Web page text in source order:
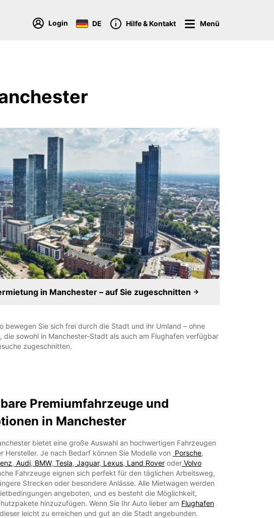
Login DE Hilfe & Kontakt Menü
in Manchester – auf Sie zugeschnitten
bewegen Sie sich frei durch die Stadt und ihr Umland – ohne
sowohl in Manchester-Stadt als auch am Flughafen verfügbar
zugeschnitten.
Premiumfahrzeuge und
in Manchester
bietet eine große Auswahl an hochwertigen Fahrzeugen
Hersteller. Je nach Bedarf können Sie Modelle von Porsche,
, Audi, BMW, Tesla, Jaguar, Lexus, Land Rover oder Volvo
Fahrzeuge eignen sich perfekt für den täglichen Arbeitsweg,
Strecken oder besondere Anlässe. Alle Mietwagen werden
angeboten, und es besteht die Möglichkeit,
hinzuzufügen. Wenn Sie Ihr Auto lieber am Flughafen
leicht zu erreichen und gut an die Stadt angebunden.